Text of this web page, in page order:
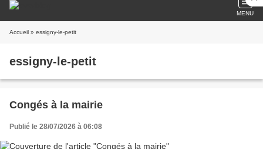
MENU
Accueil » essigny-le-petit
essigny-le-petit
Congés à la mairie
Publié le 28/07/2026 à 06:08